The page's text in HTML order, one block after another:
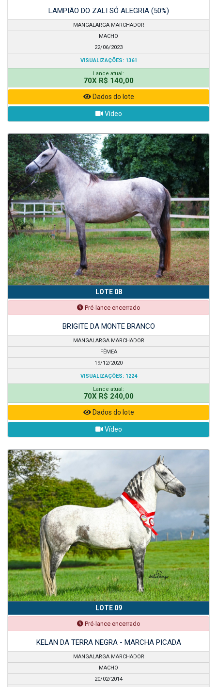
LAMPIÃO DO ZALI SÓ ALEGRIA (50%)
MANGALARGA MARCHADOR
MACHO
22/06/2023
VISUALIZAÇÕES: 1361
Lance atual:
70X R$ 140,00
Dados do lote
Vídeo
LOTE 08
Pré-lance encerrado
BRIGITE DA MONTE BRANCO
MANGALARGA MARCHADOR
FÊMEA
19/12/2020
VISUALIZAÇÕES: 1224
Lance atual:
70X R$ 240,00
Dados do lote
Vídeo
LOTE 09
Pré-lance encerrado
KELAN DA TERRA NEGRA - MARCHA PICADA
MANGALARGA MARCHADOR
MACHO
20/02/2014